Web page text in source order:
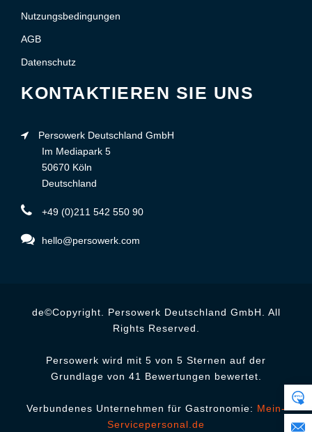
Nutzungsbedingungen
AGB
Datenschutz
KONTAKTIEREN SIE UNS
Persowerk Deutschland GmbH
Im Mediapark 5
50670 Köln
Deutschland
+49 (0)211 542 550 90
hello@persowerk.com
de©Copyright. Persowerk Deutschland GmbH. All
Rights Reserved.
Persowerk wird mit 5 von 5 Sternen auf der
Grundlage von 41 Bewertungen bewertet.
Verbundenes Unternehmen für Gastronomie: Mein-
Servicepersonal.de